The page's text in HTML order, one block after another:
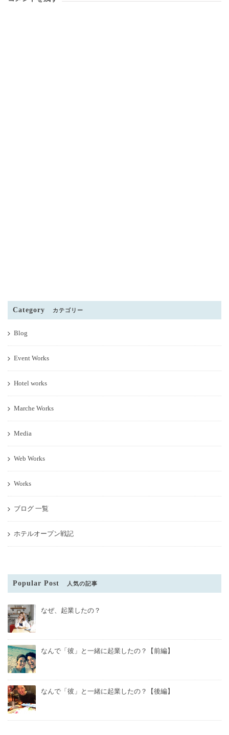
Category カテゴリー
Blog
Event Works
Hotel works
Marche Works
Media
Web Works
Works
ブログ 一覧
ホテルオープン戦記
Popular Post 人気の記事
なぜ、起業したの？
なんで「彼」と一緒に起業したの？【前編】
なんで「彼」と一緒に起業したの？【後編】